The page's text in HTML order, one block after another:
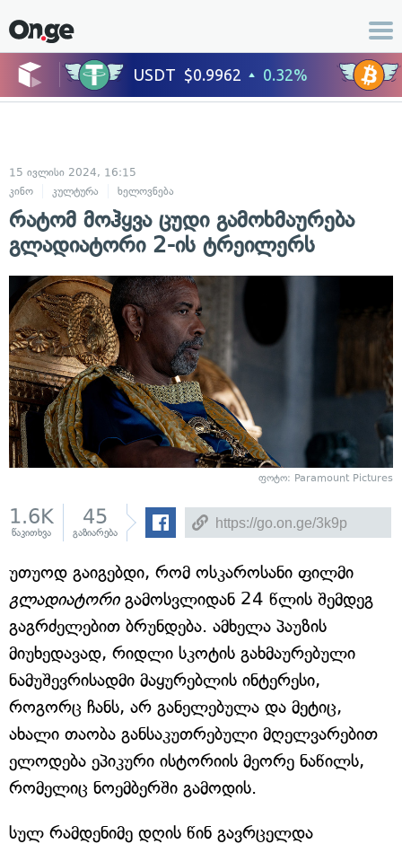
15 ივლისი 2024, 16:15
კინო
კულტურა ხელოვნება
რატომ მოჰყვა ცუდი გამოხმაურება
გლადიატორი 2-ის ტრეილერს
ფოტო: Paramount Pictures
1.6K
წაკითხვა
45
გაზიარება
უთუოდ გაიგებდი, რომ ოსკაროსანი ფილმი
გლადიატორიგამოსვლიდან 24 წლის შემდეგ
გაგრძელებით ბრუნდება. ამხელა პაუზის
მიუხედავად, რიდლი სკოტის გახმაურებული
ნამუშევრისადმი მაყურებლის ინტერესი,
როგორც ჩანს, არ განელებულა და მეტიც,
ახალი თაობა განსაკუთრებული მღელვარებით
ელოდება ეპიკური ისტორიის მეორე ნაწილს,
რომელიც ნოემბერში გამოდის.
სულ რამდენიმე დღის წინ გავრცელდა